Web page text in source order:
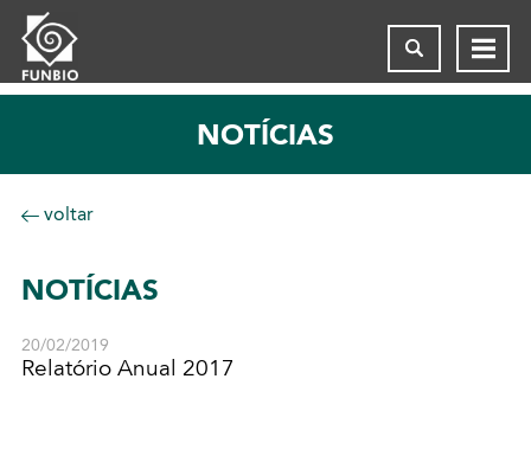
NOTÍCIAS
voltar
NOTÍCIAS
20/02/2019
Relatório Anual 2017